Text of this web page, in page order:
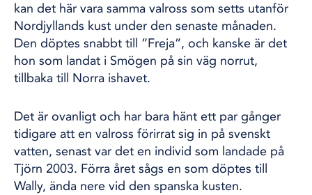
kan det här vara samma valross som setts utanför
Nordjyllands kust under den senaste månaden.
Den döptes snabbt till ”Freja”, och kanske är det
hon som landat i Smögen på sin väg norrut,
tillbaka till Norra ishavet.
Det är ovanligt och har bara hänt ett par gånger
tidigare att en valross förirrat sig in på svenskt
vatten, senast var det en individ som landade på
Tjörn 2003. Förra året sågs en som döptes till
Wally, ända nere vid den spanska kusten.